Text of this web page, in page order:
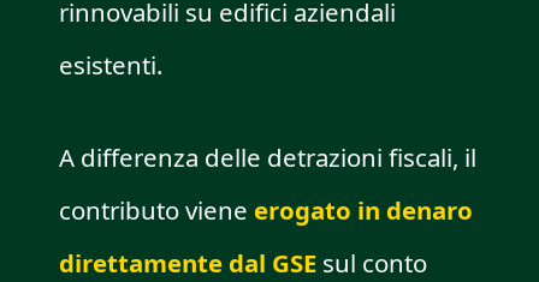
rinnovabili su edifici aziendali
esistenti.
A differenza delle detrazioni fiscali, il
contributo viene erogato in denaro
direttamente dal GSEsul conto